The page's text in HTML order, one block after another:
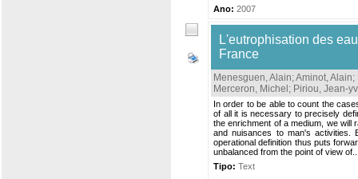
Ano: 2007
L'eutrophisation des
France
Menesguen, Alain;Aminot, Alain;
Merceron, Michel ; Piriou, Jean-
In order to be able to count the
of all it is necessary to precisely
the enrichment of a medium, we
and nuisances to man's activities.
operational definition thus puts
unbalanced from the point of view
Tipo: Text